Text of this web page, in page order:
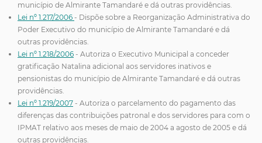
município de Almirante Tamandaré e dá outras providências.
Lei nº 1.217/2006 - Dispõe sobre a Reorganização Administrativa do
Poder Executivo do município de Almirante Tamandaré e dá
outras providências.
Lei nº 1.218/2006 - Autoriza o Executivo Municipal a conceder
gratificação Natalina adicional aos servidores inativos e
pensionistas do município de Almirante Tamandaré e dá outras
providências.
Lei nº 1.219/2007 - Autoriza o parcelamento do pagamento das
diferenças das contribuições patronal e dos servidores para com o
IPMAT relativo aos meses de maio de 2004 a agosto de 2005 e dá
outras providências.